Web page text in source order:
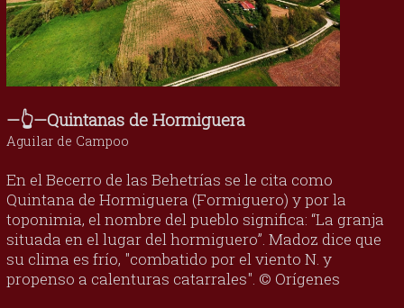
—👆—Quintanas de Hormiguera
Aguilar de Campoo
En el Becerro de las Behetrías se le cita como
Quintana de Hormiguera (Formiguero) y por la
toponimia, el nombre del pueblo significa: “La granja
situada en el lugar del hormiguero”. Madoz dice que
su clima es frío, "combatido por el viento N. y
propenso a calenturas catarrales". © Orígenes